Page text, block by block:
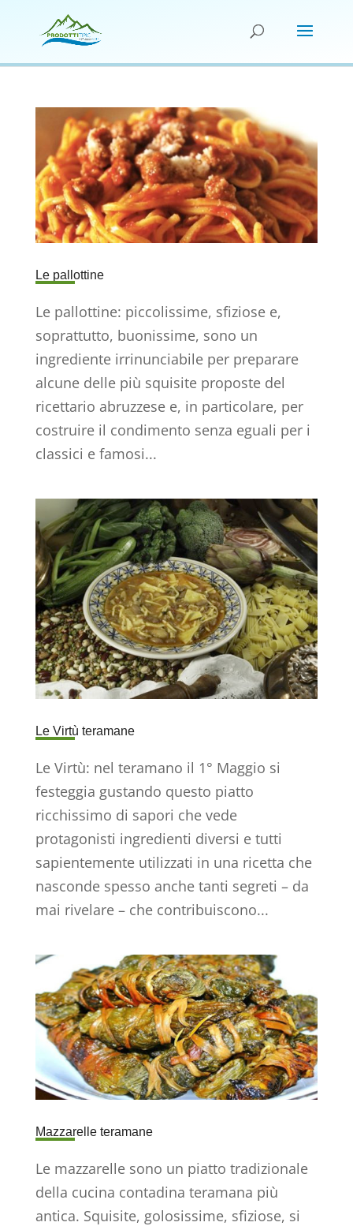
Le pallottine
Le pallottine: piccolissime, sfiziose e,
soprattutto, buonissime, sono un
ingrediente irrinunciabile per preparare
alcune delle più squisite proposte del
ricettario abruzzese e, in particolare, per
costruire il condimento senza eguali per i
classici e famosi...
Le Virtù teramane
Le Virtù: nel teramano il 1° Maggio si
festeggia gustando questo piatto
ricchissimo di sapori che vede
protagonisti ingredienti diversi e tutti
sapientemente utilizzati in una ricetta che
nasconde spesso anche tanti segreti – da
mai rivelare – che contribuiscono...
Mazzarelle teramane
Le mazzarelle sono un piatto tradizionale
della cucina contadina teramana più
antica. Squisite, golosissime, sfiziose, si